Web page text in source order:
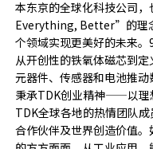
本东京的全球化科技公司
Everything, Better”的理
个领域实现更美好的未来。
从开创性的铁氧体磁芯到
元器件、传感器和电池推动
秉承TDK创业精神——以理
TDK全球各地的热情团队
合作伙伴及世界创造价值